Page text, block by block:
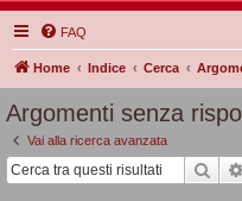
FAQ
Home Indice Cerca
Argomenti senza
Vai alla ricerca avanzata
Cerca